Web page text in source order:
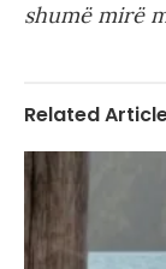
shumë mirë
Related